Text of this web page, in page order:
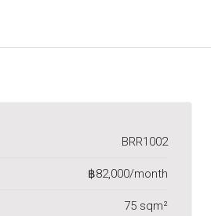
BRR1002
฿82,000/month
75 sqm²